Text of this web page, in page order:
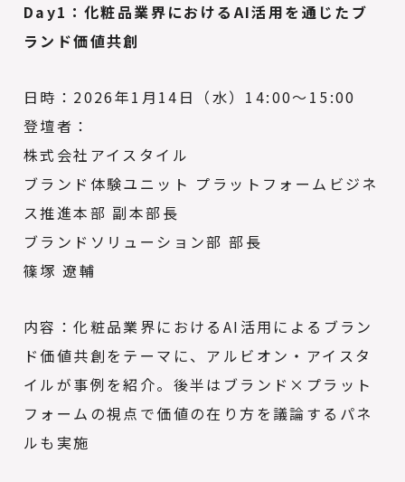
Day1：化粧品業界におけるAI活用を通じたブ
ランド価値共創
日時：2026年1月14日（水）14:00～15:00
登壇者：
株式会社アイスタイル
ブランド体験ユニット プラットフォームビジネ
ス推進本部 副本部長
ブランドソリューション部 部長
篠塚 遼輔
内容：化粧品業界におけるAI活用によるブラン
ド価値共創をテーマに、アルビオン・アイスタ
イルが事例を紹介。後半はブランド×プラット
フォームの視点で価値の在り方を議論するパネ
ルも実施